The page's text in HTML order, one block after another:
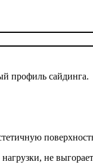
профиль сайдинга.
не